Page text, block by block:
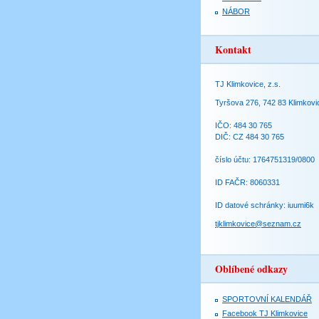
NÁBOR
Kontakt
TJ Klimkovice, z.s.
Tyršova 276, 742 83
IČO: 484 30 765
DIČ: CZ 484 30 765
číslo účtu: 1764751319/0800
ID FAČR: 8060331
ID datové schránky: iuumi6k
tjklimkovice@seznam.cz
Oblíbené odkazy
SPORTOVNÍ KALENDÁŘ
Facebook TJ Klimkovice